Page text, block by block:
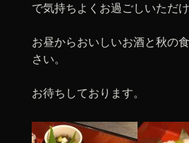
で気持ちよくお過ごしいただけ
お昼からおいしいお酒と秋の
さい。
お待ちしております。